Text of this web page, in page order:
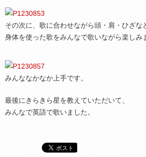
その次に、歌に合わせながら頭・肩・ひざな
身体を使った歌をみんなで歌いながら楽しみ
みんななかなか上手です。
最後にきらきら星を教えていただいて、
みんなで英語で歌いました。